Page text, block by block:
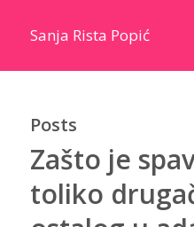
Sanja Rista Popić
Posts
Zašto je
toliko